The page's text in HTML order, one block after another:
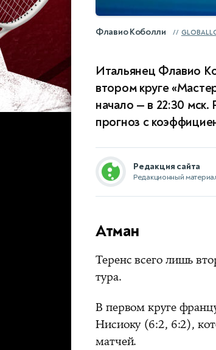
Флавио Коболли
Итальянец Флавио
втором круге
начало — в 22:30
прогноз с
Редакция сайта
Редакционный
Атман
Теренс всего лишь
тура.
В первом круге
Нисиоку (6:2, 6:2),
матчей.